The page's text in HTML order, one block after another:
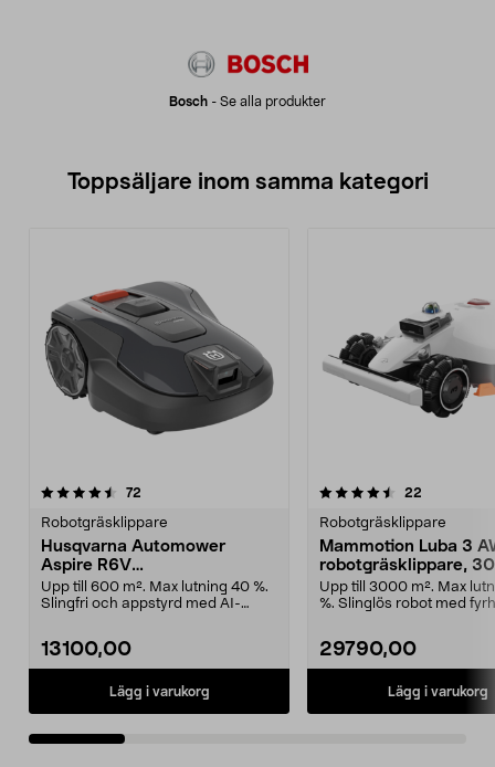
Bosch - Se alla produkter
Toppsäljare inom samma kategori
72
Robotgräsklippare
Husqvarna Automower
Aspire R6V
robotgräsklippare, 600 m2
Upp till 600 m². Max lutning 40 %.
Slingfri och appstyrd med AI-
13100,00
Lägg i varukorg
4.5 av 5 stjärnor 22
Robotgräsklippare
Mammotion Luba 3
robotgräsklippare,
Upp till 3000 m². Max
%. Slinglös robot med
29790,00
Lägg i varukorg
4.5 av 5 stjärnor